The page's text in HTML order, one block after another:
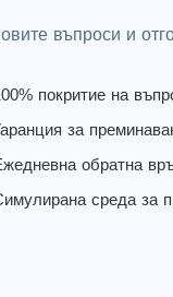
въпроси и
покритие на
за
обратна
среда за